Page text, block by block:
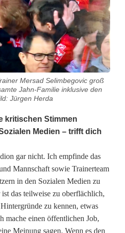
Mersad Selimbegovic groß
Jahn-Familie inklusive den
Jürgen Herda
kritischen Stimmen
Medien – trifft dich
gar nicht. Ich empfinde das
Mannschaft sowie Trainerteam
in den Sozialen Medien zu
das teilweise zu oberflächlich,
zu kennen, etwas
mache einen öffentlichen Job,
Meinung sagen. Wenn es den